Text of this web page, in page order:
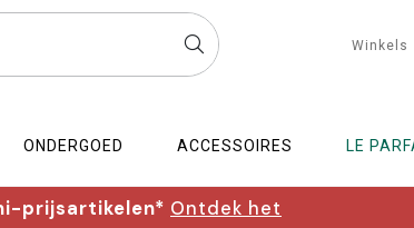
Winkels
ONDERGOED ACCESSOIRES LE
prijsartikelen* Ontdek het